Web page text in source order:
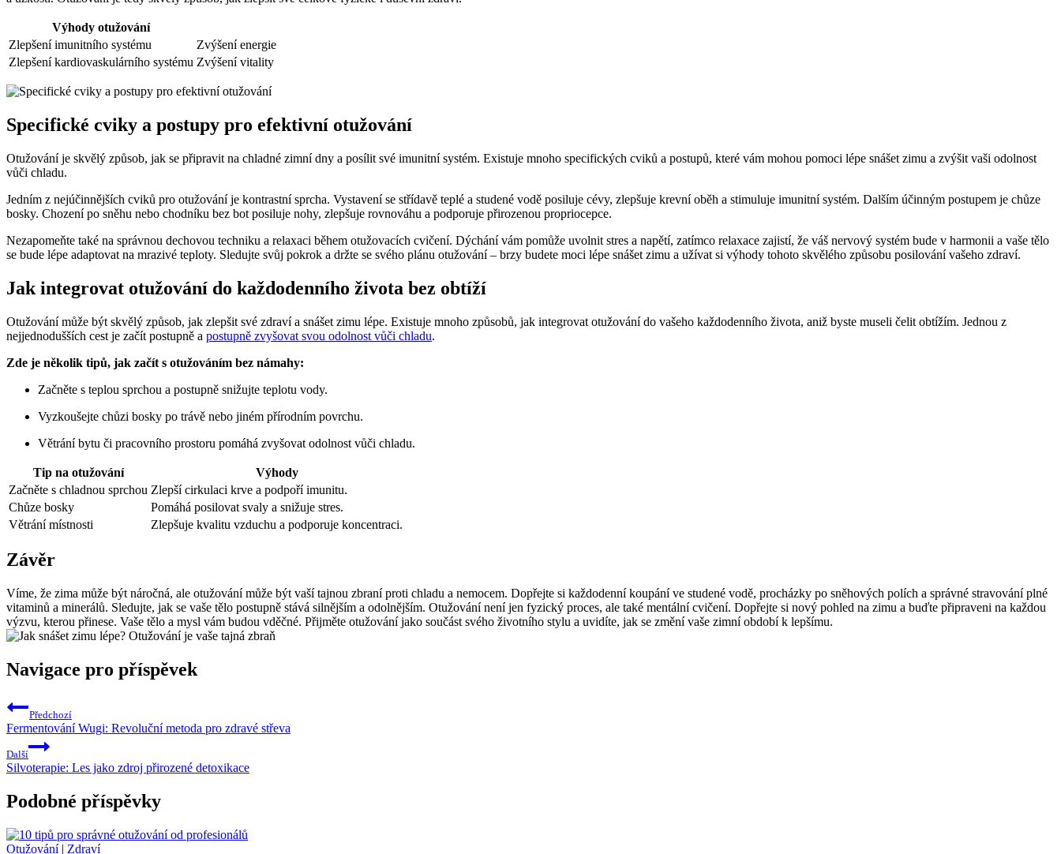
Výhody otužování
Zlepšení imunitního systému
Zvýšení energie
Zlepšení kardiovaskulárního systému Zvýšení vitality
Specifické cviky a postupy pro efektivní otužování
Otužování je skvělý způsob, jak se připravit na chladné zimní dny a posílit své imunitní systém. Existuje mnoho specifických cviků a postupů, které vám mohou pomoci lépe snášet zimu a zvýšit vaši odolnost
vůči chladu.
Jedním z nejúčinnějších cviků pro otužování je kontrastní sprcha. Vystavení se střídavě teplé a studené vodě posiluje cévy, zlepšuje krevní oběh a stimuluje imunitní systém. Dalším účinným postupem je chůze
bosky. Chození po sněhu nebo chodníku bez bot posiluje nohy, zlepšuje rovnováhu a podporuje přirozenou propriocepce.
Nezapomeňte také na správnou dechovou techniku a relaxaci během otužovacích cvičení. Dýchání vám pomůže uvolnit stres a napětí, zatímco relaxace zajistí, že váš nervový systém bude v harmonii a vaše tělo
se bude lépe adaptovat na mrazivé teploty. Sledujte svůj pokrok a držte se svého plánu otužování – brzy budete moci lépe snášet zimu a užívat si výhody tohoto skvělého způsobu posilování vašeho zdraví.
Jak integrovat otužování do každodenního života bez obtíží
Otužování může být skvělý způsob, jak zlepšit své zdraví a snášet zimu lépe. Existuje mnoho způsobů, jak integrovat otužování do vašeho každodenního života, aniž byste museli čelit obtížím. Jednou z
nejjednodušších cest je začít postupně a postupně zvyšovat svou odolnost vůči chladu.
Zde je několik tipů, jak začít s otužováním bez námahy:
Začněte s teplou sprchou a postupně snižujte teplotu vody.
Vyzkoušejte chůzi bosky po trávě nebo jiném přírodním povrchu.
Větrání bytu či pracovního prostoru pomáhá zvyšovat odolnost vůči chladu.
Tip na otužování
Výhody
Začněte s chladnou sprchou Zlepší cirkulaci krve a podpoří imunitu.
Chůze bosky
Pomáhá posilovat svaly a snižuje stres.
Větrání místnosti
Zlepšuje kvalitu vzduchu a podporuje koncentraci.
Závěr
Víme, že zima může být náročná, ale otužování může být vaší tajnou zbraní proti chladu a nemocem. Dopřejte si každodenní koupání ve studené vodě, procházky po sněhových polích a správné stravování plné
vitaminů a minerálů. Sledujte, jak se vaše tělo postupně stává silnějším a odolnějším. Otužování není jen fyzický proces, ale také mentální cvičení. Dopřejte si nový pohled na zimu a buďte připraveni na každou
výzvu, kterou přinese. Vaše tělo a mysl vám budou vděčné. Přijměte otužování jako součást svého životního stylu a uvidíte, jak se změní vaše zimní období k lepšímu.
Navigace pro příspěvek
Předchozí
Fermentování Wugi: Revoluční metoda pro zdravé střeva
Další
Silvoterapie: Les jako zdroj přirozené detoxikace
Podobné příspěvky
Otužování| Zdraví